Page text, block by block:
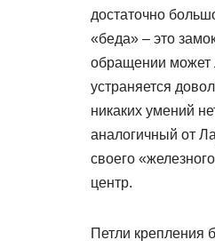
достаточно
«беда» – это
обращении может
устраняется
никаких умений
аналогичный от
своего
центр.
Петли крепления